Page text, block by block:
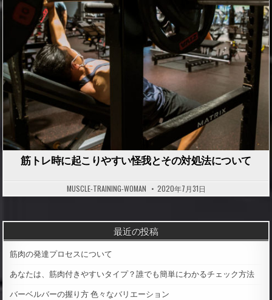
s
t
e
d
i
n
筋トレ時に起こりやすい怪我とその対処法について
MUSCLE-TRAINING-WOMAN 2020年7月31日
最近の投稿
筋肉の発達プロセスについて
あなたは、筋肉付きやすいタイプ？誰でも簡単にわかるチェック方法
バーベルバーの握り方 色々なバリエーション